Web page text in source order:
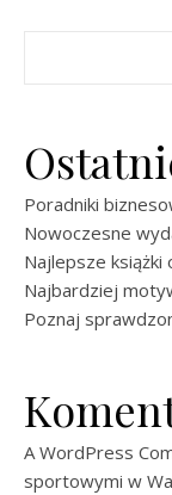
Poradniki
Nowoczesne
Najlepsze
Najbardziej
Poznaj
A WordPress
sportowymi w